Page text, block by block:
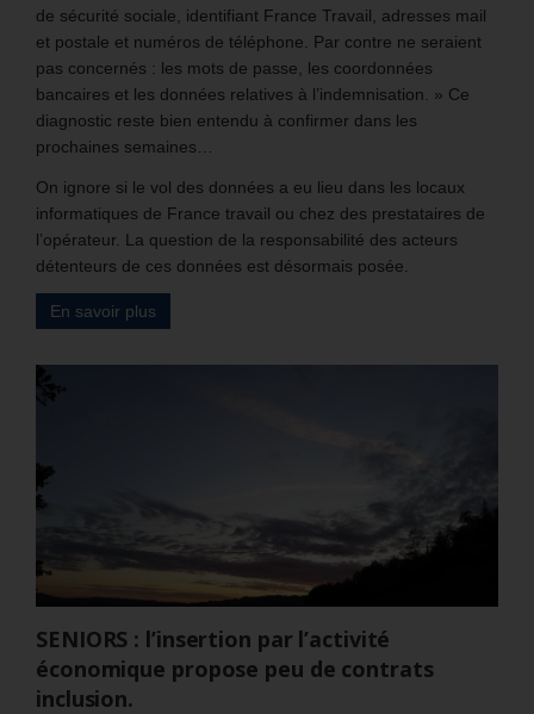
de sécurité sociale, identifiant France Travail, adresses mail
et postale et numéros de téléphone. Par contre ne seraient
pas concernés : les mots de passe, les coordonnées
bancaires et les données relatives à l’indemnisation. » Ce
diagnostic reste bien entendu à confirmer dans les
prochaines semaines…
On ignore si le vol des données a eu lieu dans les locaux
informatiques de France travail ou chez des prestataires de
l’opérateur. La question de la responsabilité des acteurs
détenteurs de ces données est désormais posée.
En savoir plus
SENIORS : l’insertion par l’activité
économique propose peu de contrats
inclusion.